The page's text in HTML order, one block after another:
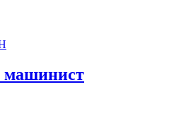
машинист